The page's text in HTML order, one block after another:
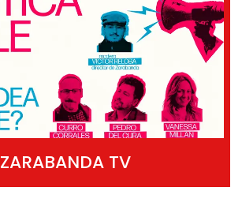
ZARABANDA TV